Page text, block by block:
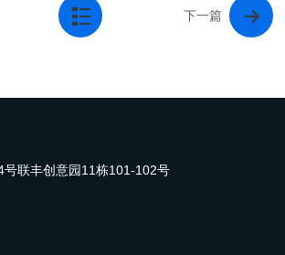
下一篇
号联丰创意园11栋101-102号